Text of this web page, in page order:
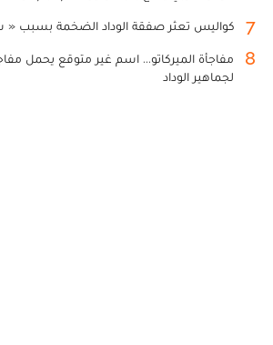
7 كواليس تعثر صفقة الوداد الضخمة بسبب
8
مفاجأة الميركاتو... اسم غير متوقع يحمل
لجماهير الوداد